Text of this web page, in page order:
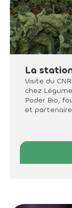
La
Visite du
chez
Poder Bio,
et